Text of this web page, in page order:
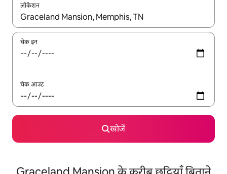
लोकेशन
नतीजों के उपलब्ध होने पर, अप और डाउन 'ऐरो की' का इस्तेमाल करके नेविगेट
चेक इन
चेक आउट
खोजें